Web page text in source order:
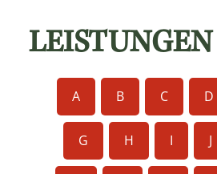
LEISTUNGEN
A B C D
G H I J